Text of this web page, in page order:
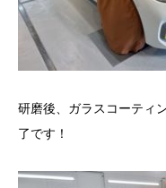
研磨後、ガラスコーティ
了です！